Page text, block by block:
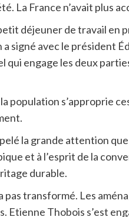
La France n’avait plus
déjeuner de travail
signé avec le président
qui engage les deux
population s’approprie
la grande attention que
et à l’esprit de la
durable.
pas transformé. Les
Etienne Thobois s’est